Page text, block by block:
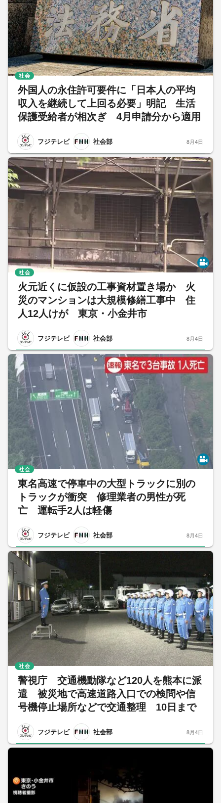
外国人の永住許可要件に「日本人の平均
収入を継続して上回る必要」明記 生活
保護受給者が相次ぎ 4月申請分から適用
フジテレビ 社会部
社会
8月4日
火元近くに仮設の工事資材置き場か 火
災のマンションは大規模修繕工事中 住
人12人けが 東京・小金井市
フジテレビ 社会部
社会
8月4日
東名高速で停車中の大型トラックに別の
トラックが衝突 修理業者の男性が死
亡 運転手2人は軽傷
フジテレビ 社会部
社会
8月4日
警視庁 交通機動隊など120人を熊本に派
遣 被災地で高速道路入口での検問や信
号機停止場所などで交通整理 10日まで
フジテレビ 社会部
社会
8月4日